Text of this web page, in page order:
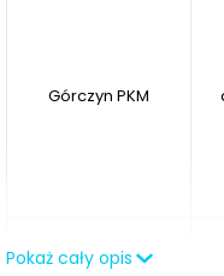
Górczyn PKM
Pokaż cały opis